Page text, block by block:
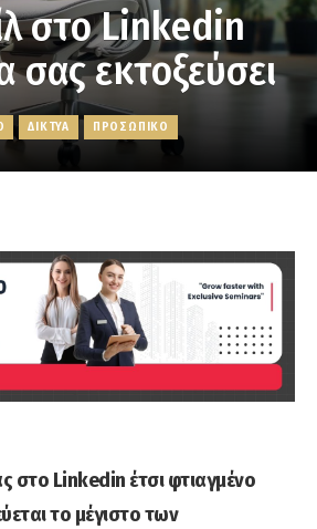
στο Linkedin
σας εκτοξεύσει
ΔΙΚΤΥΑ ΠΡΟΣΩΠΙΚΟ
στο Linkedin έτσι φτιαγμένο
το μέγιστο των